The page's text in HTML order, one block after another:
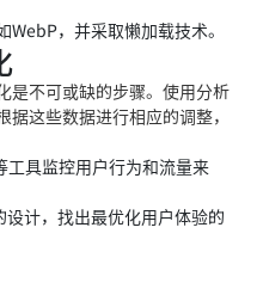
，并采取懒加载技术。
是不可或缺的步骤。使用分析
这些数据进行相应的调整，
具监控用户行为和流量来
计，找出最优化用户体验的